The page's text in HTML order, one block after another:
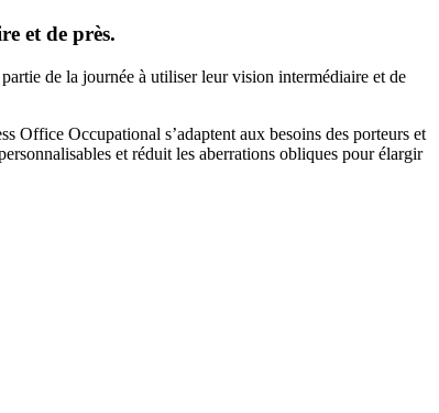
et de près.
de la journée à utiliser leur vision intermédiaire et de
Office Occupational s’adaptent aux besoins des porteurs et
et réduit les aberrations obliques pour élargir